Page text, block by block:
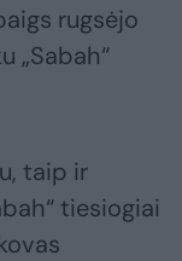
rugsėjo
„Sabah“
taip ir
tiesiogiai